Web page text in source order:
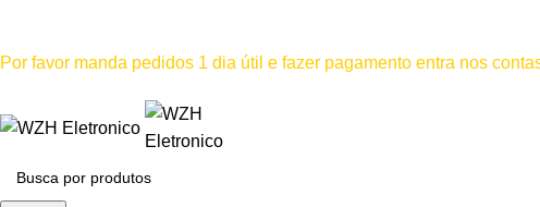
Por favor manda pedidos 1 dia útil e fazer pagamento entra nos